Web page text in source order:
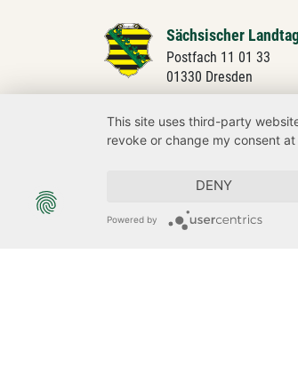
Sächsischer
Postfach 11 01 33
01330 Dresden
This site uses third-party
revoke or change my consent
DENY
Powered by